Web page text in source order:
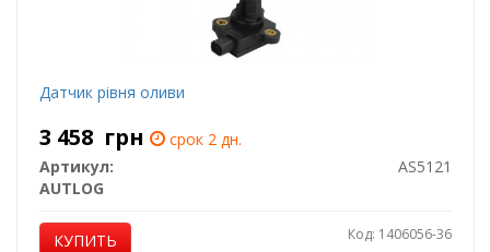
Датчик рiвня оливи
3 458 грн
срок 2 дн.
Артикул:
AS5121
AUTLOG
КУПИТЬ Код: 1406056-36